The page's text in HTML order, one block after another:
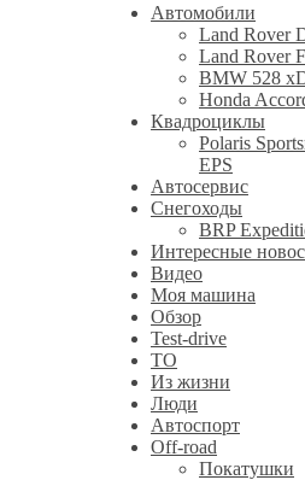
Автомобили
Land Rover
Land Rover
BMW 528
Honda
Квадроциклы
Polaris
EPS
Автосервис
Снегоходы
BRP
Интересные
Видео
Моя машина
Обзор
Test-drive
ТО
Из жизни
Люди
Автоспорт
Off-road
Покатушки